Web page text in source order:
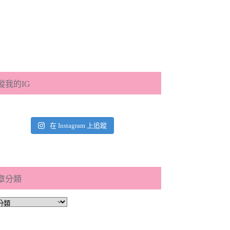
我的IG
在 Instagram 上追蹤
分類